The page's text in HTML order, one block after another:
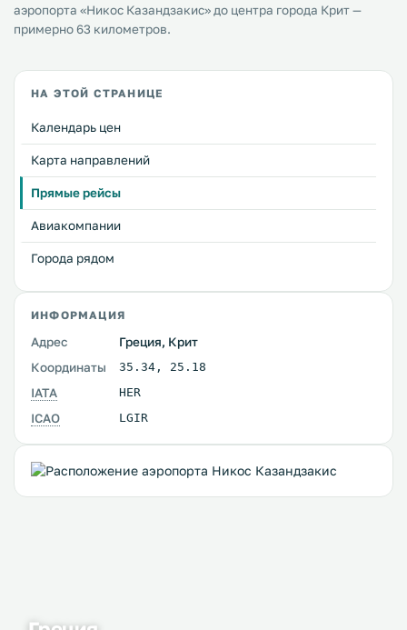
аэропорта «Никос Казандзакис» до центра города Крит —
примерно 63 километров.
НА ЭТОЙ СТРАНИЦЕ
Календарь цен
Карта направлений
Прямые рейсы
Авиакомпании
Города рядом
ИНФОРМАЦИЯ
Адрес
Греция, Крит
Координаты
35.34 , 25.18
IATA HER
ICAO LGIR